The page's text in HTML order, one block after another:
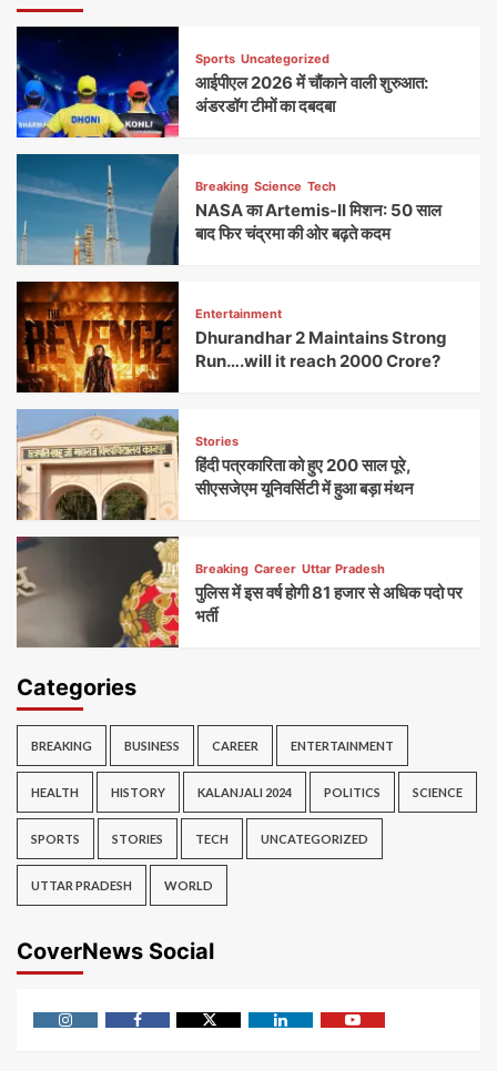
Sports Uncategorized
आईपीएल 2026 में चौंकाने वाली शुरुआत:
अंडरडॉग टीमों का दबदबा
Breaking Science Tech
NASA का Artemis-II मिशन: 50 साल
बाद फिर चंद्रमा की ओर बढ़ते कदम
Entertainment
Dhurandhar 2 Maintains Strong
Run….will it reach 2000 Crore?
Stories
हिंदी पत्रकारिता को हुए 200 साल पूरे,
सीएसजेएम यूनिवर्सिटी में हुआ बड़ा मंथन
Breaking Career Uttar Pradesh
पुलिस में इस वर्ष होगी 81 हजार से अधिक पदो पर
भर्ती
Categories
BREAKING BUSINESS CAREER ENTERTAINMENT
HEALTH HISTORY KALANJALI 2024 POLITICS SCIENCE
SPORTS STORIES TECH UNCATEGORIZED
UTTAR PRADESH WORLD
CoverNews Social